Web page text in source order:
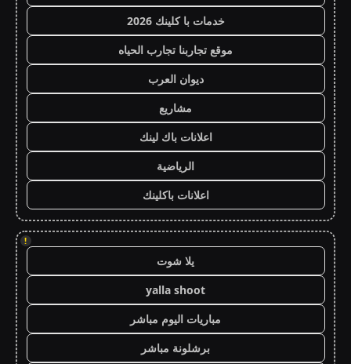
خدمات با كلينك 2026
موقع تجاربنا تجارب الحياه
ديوان العرب
مشاريع
اعلانات باك لينك
الرياضية
اعلانات باكلينك
!
يلا شوت
yalla shoot
مباريات اليوم مباشر
برشلونة مباشر